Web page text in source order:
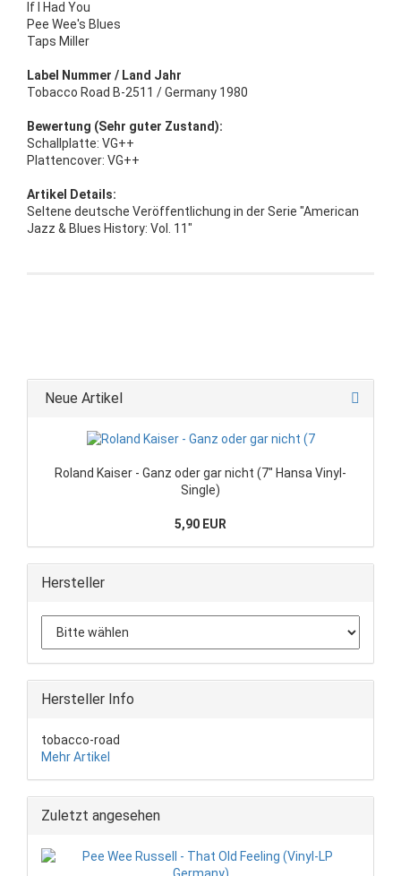
If I Had You
Pee Wee's Blues
Taps Miller
Label Nummer / Land Jahr
Tobacco Road B-2511 / Germany 1980
Bewertung (Sehr guter Zustand):
Schallplatte: VG++
Plattencover: VG++
Artikel Details:
Seltene deutsche Veröffentlichung in der Serie "American
Jazz & Blues History: Vol. 11"
Neue Artikel
Roland Kaiser - Ganz oder gar nicht (7" Hansa Vinyl-
Single)
5,90 EUR
Hersteller
Hersteller Info
tobacco-road
Mehr Artikel
Zuletzt angesehen